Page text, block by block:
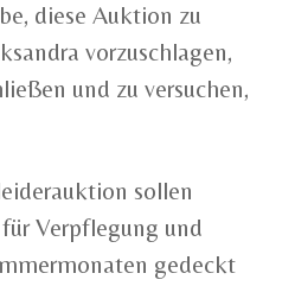
diese Auktion zu
vorzuschlagen,
und zu versuchen,
sollen
Verpflegung und
gedeckt